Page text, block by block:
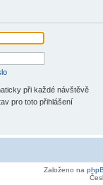
při každé návštěvě
pro toto přihlášení
Založeno na